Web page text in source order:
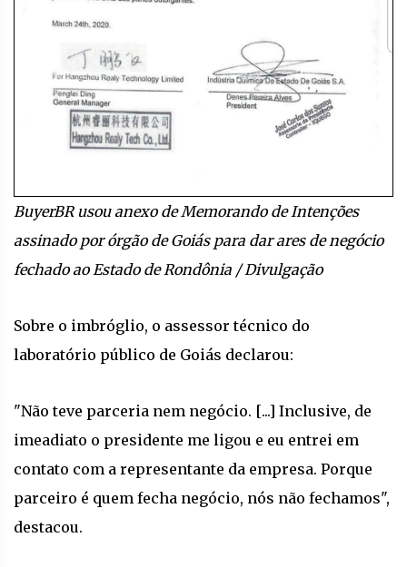
BuyerBR usou anexo de Memorando de Intenções
assinado por órgão de Goiás para dar ares de negócio
fechado ao Estado de Rondônia / Divulgação
Sobre o imbróglio, o assessor técnico do
laboratório público de Goiás declarou:
"Não teve parceria nem negócio. [...] Inclusive, de
imeadiato o presidente me ligou e eu entrei em
contato com a representante da empresa. Porque
parceiro é quem fecha negócio, nós não fechamos",
destacou.